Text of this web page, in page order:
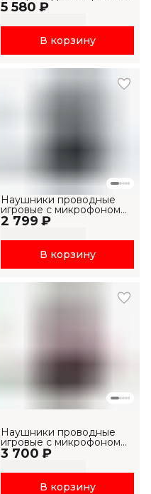
5 580 ₽
микрофоном H2002BG
В корзину
2 799 ₽
Наушники проводные
игровые с микрофоном
H2007U
В корзину
3 700 ₽
Наушники проводные
игровые с микрофоном
H2002E Pro
В корзину